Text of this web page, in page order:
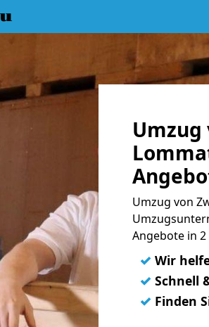
Umzug
Umzug von
Angebote in 2
✓ Wir
✓ Schnell
✓ Finden